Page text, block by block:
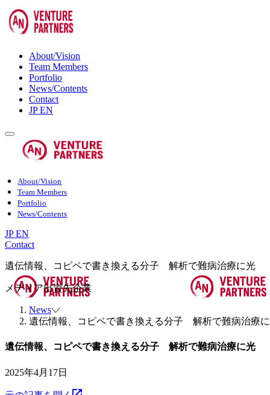
About/Vision
Team Members
Portfolio
News/Contents
Contact
JPEN
About/Vision
Team Members
Portfolio
News/Contents
JPEN
Contact
遺伝情報、コピペで書き換える分子 解析で難病治療に光
メディア出資先企業
News
遺伝情報、コピペで書き換える分子 解析で難病治療
遺伝情報、コピペで書き換える分子 解析で難病治療に光
2025年4月17日